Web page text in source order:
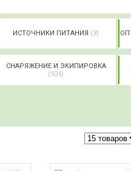
ИСТОЧНИКИ ПИТАНИЯ (3)
СНАРЯЖЕНИЕ И ЭКИПИРОВКА
(924)